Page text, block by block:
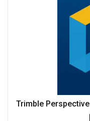
Trimble Perspective